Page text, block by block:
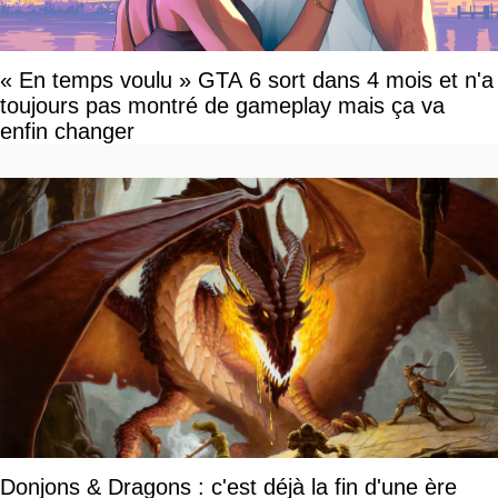
« En temps voulu » GTA 6 sort dans 4 mois et n'a
toujours pas montré de gameplay mais ça va
enfin changer
Donjons & Dragons : c'est déjà la fin d'une ère